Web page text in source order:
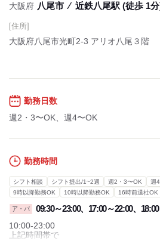
大阪府 八尾市 ⁄ 近鉄八尾駅 (徒歩 1
[住所]
大阪府八尾市光町2-3 アリオ八尾３階
勤務日数
週2・3〜OK、週4〜OK
勤務時間
シフト相談 シフト提出/1~2週 週2・3〜OK 週
9時以降勤務OK
10時以降勤務OK 16時前退社OK
ア・パ 09:30～23:00、17:00～22:00、
10:00-23:00
上記時間帯で